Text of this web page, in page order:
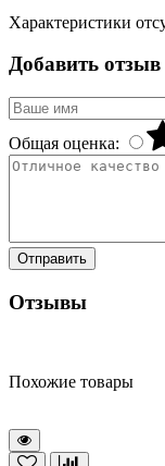
Характеристики
Добавить отзыв
Общая оценка:
Отправить
Отзывы
Похожие товары